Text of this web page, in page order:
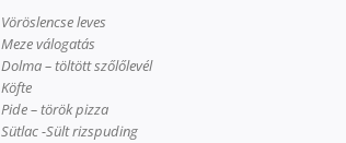
Vöröslencse leves
Meze válogatás
Dolma – töltött szőlőlevél
Köfte
Pide – török pizza
Sütlac -Sült rizspuding